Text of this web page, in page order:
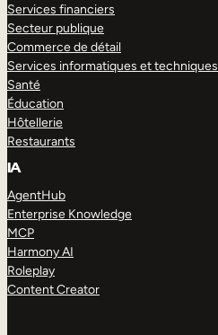
Services financiers
Secteur publique
Commerce de détail
Services informatiques et techniques
Santé
Éducation
Hôtellerie
Restaurants
IA
AgentHub
Enterprise Knowledge
MCP
Harmony AI
Roleplay
Content Creator